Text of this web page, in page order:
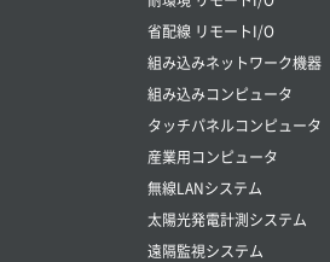
省配線 リモートI/O
組み込みネットワーク機器
組み込みコンピュータ
タッチパネルコンピュータ
産業用コンピュータ
無線LANシステム
太陽光発電計測システム
遠隔監視システム